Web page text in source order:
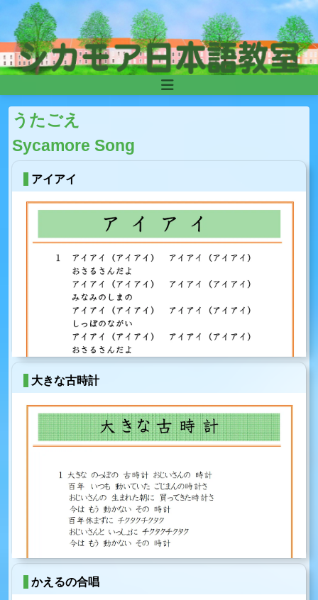
Skip to content
Main
Navigation
うたごえ
Sycamore Song
アイアイ
大きな古時計
かえるの合唱